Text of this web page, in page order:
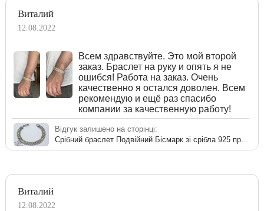
Виталий
12.08.2022
Всем здравствуйте. Это мой второй
заказ. Браслет на руку и опять я не
ошибся! Работа на заказ. Очень
качественно я остался доволен. Всем
рекомендую и ещё раз спасибо
компании за качественную работу!
Відгук залишено на сторінці:
Виталий
12.08.2022